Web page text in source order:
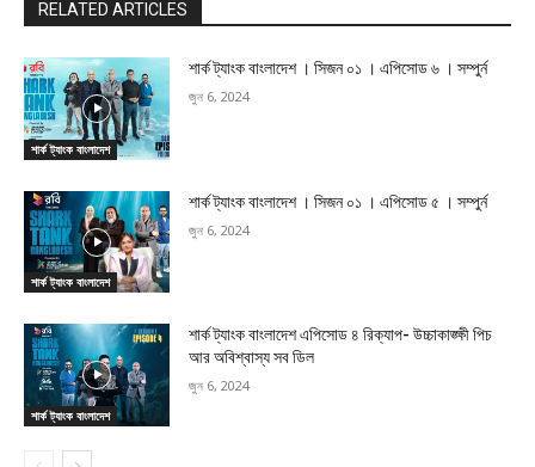
RELATED ARTICLES
শার্ক ট্যাংক বাংলাদেশ
শার্ক ট্যাংক বাংলাদেশ । সিজন ০১ । এপিসোড ৬ । সম্পুর্ন
জুন 6, 2024
শার্ক ট্যাংক বাংলাদেশ
শার্ক ট্যাংক বাংলাদেশ । সিজন ০১ । এপিসোড ৫ । সম্পুর্ন
জুন 6, 2024
শার্ক ট্যাংক বাংলাদেশ
শার্ক ট্যাংক বাংলাদেশ এপিসোড ৪ রিক্যাপ- উচ্চাকাঙ্ক্ষী পিচ
আর অবিশ্বাস্য সব ডিল
জুন 6, 2024